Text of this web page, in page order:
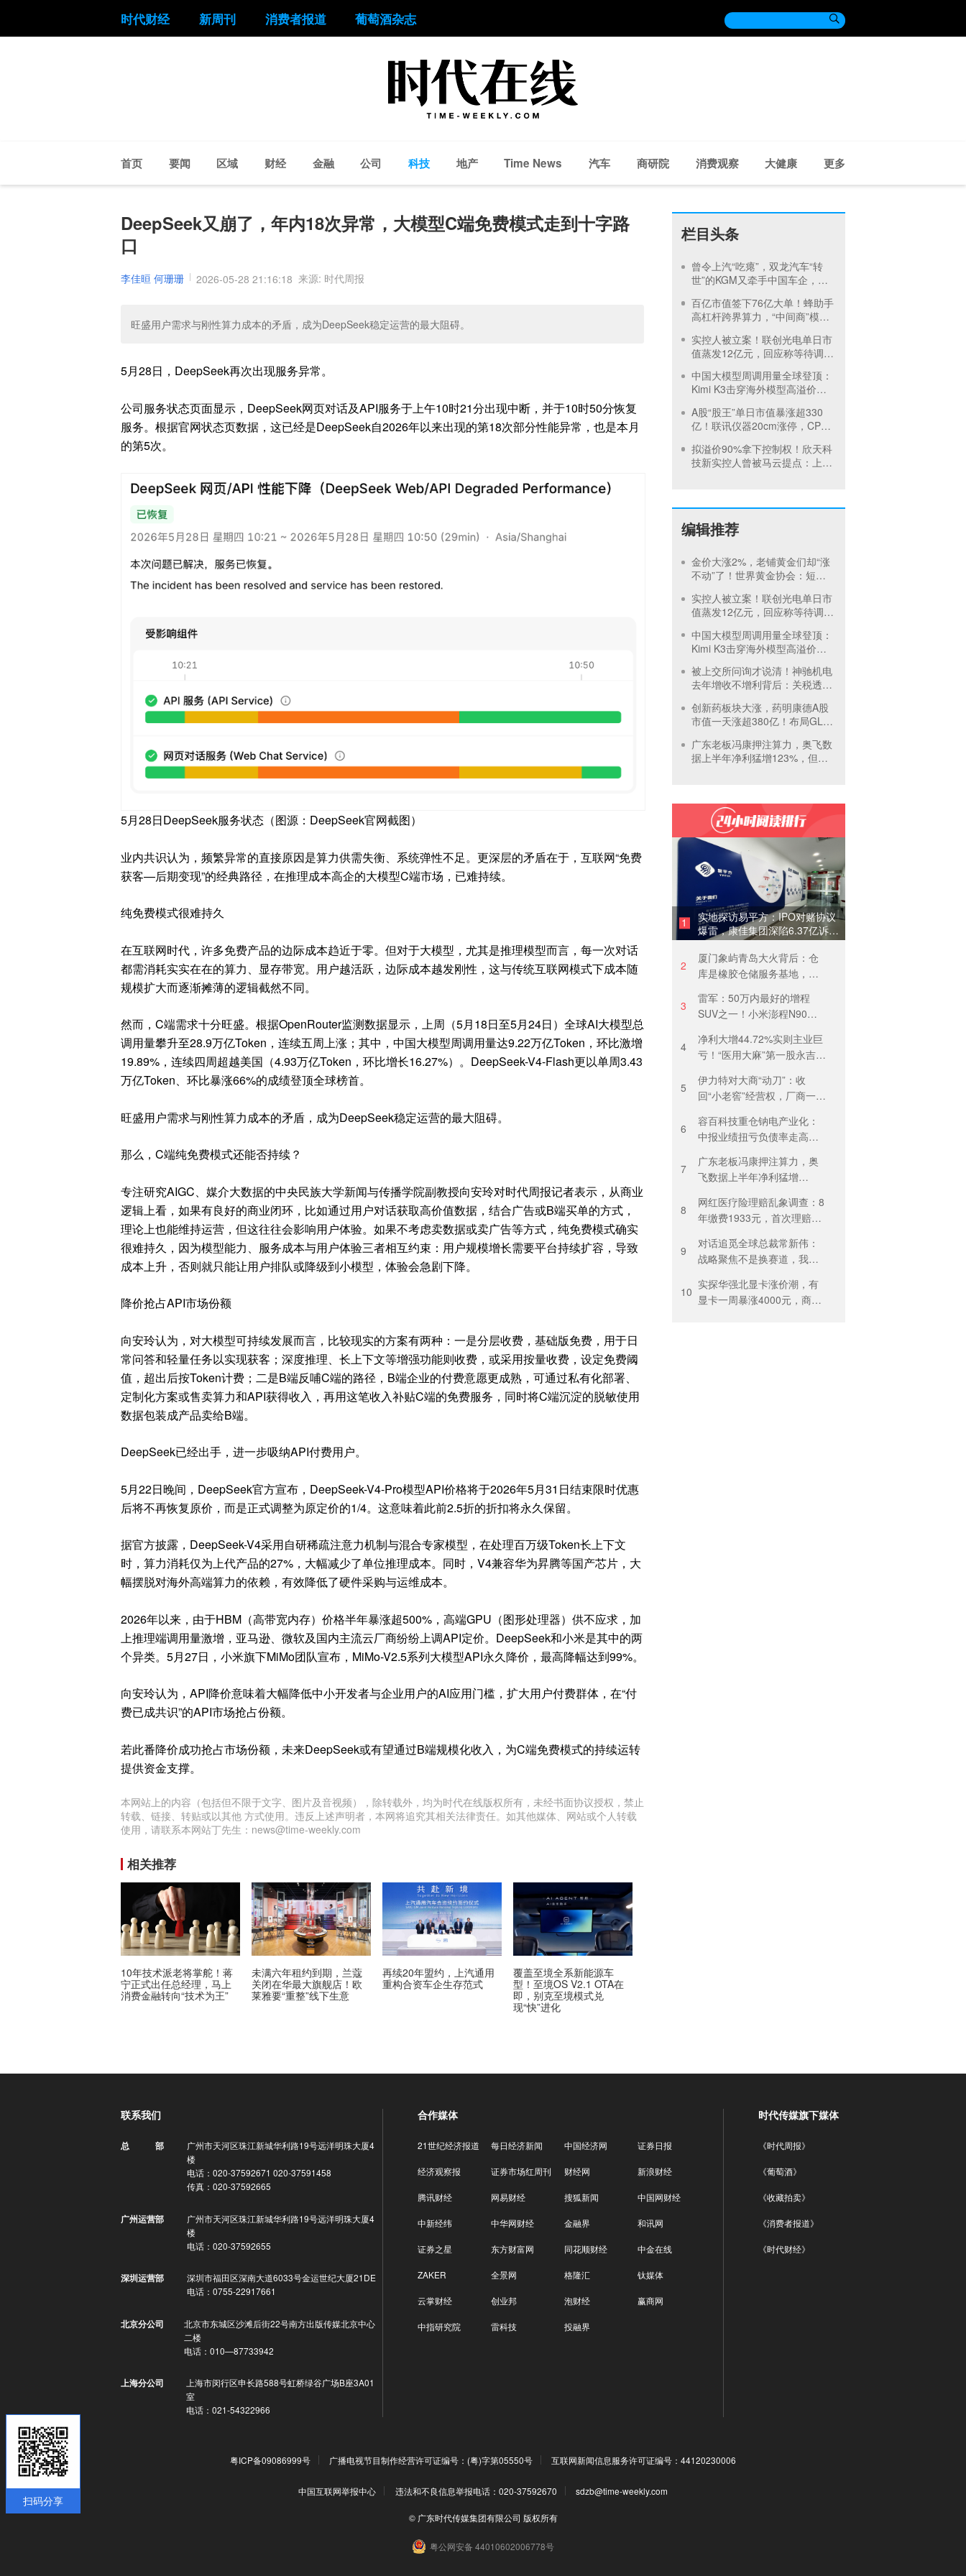
时代财经 新周刊 消费者报道 葡萄酒杂志 
首页 要闻 区域 财经 金融 公司 科技 地产 Time News 汽车 商研院 消费观察 大健康 更多
DeepSeek又崩了，年内18次异常，大模型C端免费模式走到十字路
口
李佳晅 何珊珊 2026-05-28 21:16:18 来源: 时代周报
旺盛用户需求与刚性算力成本的矛盾，成为DeepSeek稳定运营的最大阻碍。
5月28日，DeepSeek再次出现服务异常。
公司服务状态页面显示，DeepSeek网页对话及API服务于上午10时21分出现中断，并于10时50分恢复
服务。根据官网状态页数据，这已经是DeepSeek自2026年以来出现的第18次部分性能异常，也是本月
的第5次。
5月28日DeepSeek服务状态（图源：DeepSeek官网截图）
业内共识认为，频繁异常的直接原因是算力供需失衡、系统弹性不足。 更深层的矛盾在于，互联网“免费
获客—后期变现”的经典路径，在推理成本高企的大模型C端市场，已难持续。
纯免费模式很难持久
在互联网时代，许多免费产品的边际成本趋近于零。但对于大模型，尤其是推理模型而言，每一次对话
都需消耗实实在在的算力、显存带宽。用户越活跃，边际成本越发刚性，这与传统互联网模式下成本随
规模扩大而逐渐摊薄的逻辑截然不同。
然而，C端需求十分旺盛。根据OpenRouter监测数据显示，上周（5月18日至5月24日）全球AI大模型总
调用量攀升至28.9万亿Token，连续五周上涨；其中，中国大模型周调用量达9.22万亿Token，环比激增
19.89%，连续四周超越美国（4.93万亿Token，环比增长16.27%）。DeepSeek-V4-Flash更以单周3.43
万亿Token、环比暴涨66%的成绩登顶全球榜首。
旺盛用户需求与刚性算力成本的矛盾，成为DeepSeek稳定运营的最大阻碍。
那么，C端纯免费模式还能否持续？
专注研究AIGC、媒介大数据的中央民族大学新闻与传播学院副教授向安玲对时代周报记者表示，从商业
逻辑上看，如果有良好的商业闭环，比如通过用户对话获取高价值数据，结合广告或B端买单的方式，
理论上也能维持运营，但这往往会影响用户体验。如果不考虑卖数据或卖广告等方式，纯免费模式确实
很难持久，因为模型能力、服务成本与用户体验三者相互约束：用户规模增长需要平台持续扩容，导致
成本上升，否则就只能让用户排队或降级到小模型，体验会急剧下降。
降价抢占API市场份额
向安玲认为，对大模型可持续发展而言，比较现实的方案有两种：一是分层收费，基础版免费，用于日
常问答和轻量任务以实现获客；深度推理、长上下文等增强功能则收费，或采用按量收费，设定免费阈
值，超出后按Token计费；二是B端反哺C端的路径，B端企业的付费意愿更成熟，可通过私有化部署、
定制化方案或售卖算力和API获得收入，再用这笔收入补贴C端的免费服务，同时将C端沉淀的脱敏使用
数据包装成产品卖给B端。
DeepSeek已经出手，进一步吸纳API付费用户。
5月22日晚间，DeepSeek官方宣布，DeepSeek-V4-Pro模型API价格将于2026年5月31日结束限时优惠
后将不再恢复原价，而是正式调整为原定价的1/4。这意味着此前2.5折的折扣将永久保留。
据官方披露，DeepSeek-V4采用自研稀疏注意力机制与混合专家模型，在处理百万级Token长上下文
时，算力消耗仅为上代产品的27%，大幅减少了单位推理成本。同时，V4兼容华为昇腾等国产芯片，大
幅摆脱对海外高端算力的依赖，有效降低了硬件采购与运维成本。
2026年以来，由于HBM（‌高带宽内存‌）价格半年暴涨超500%，高端GPU（图形处理器）供不应求，加
上推理端调用量激增，亚马逊、微软及国内主流云厂商纷纷上调API定价。DeepSeek和小米是其中的两
个异类。5月27日，小米旗下MiMo团队宣布， MiMo-V2.5系列大模型API永久降价，最高降幅达到99%。
向安玲认为，API降价意味着大幅降低中小开发者与企业用户的AI应用门槛，扩大用户付费群体，在“付
费已成共识”的API市场抢占份额。
若此番降价成功抢占市场份额，未来DeepSeek或有望通过B端规模化收入，为C端免费模式的持续运转
提供资金支撑。
本网站上的内容（包括但不限于文字、图片及音视频），除转载外，均为时代在线版权所有，未经书面协议授权，禁止
转载、链接、转贴或以其他 方式使用。违反上述声明者，本网将追究其相关法律责任。如其他媒体、网站或个人转载
使用，请联系本网站丁先生：news@time-weekly.com
相关推荐
10年技术派老将掌舵！蒋
宁正式出任总经理，马上
消费金融转向“技术为王”
未满六年租约到期，兰蔻
关闭在华最大旗舰店！欧
莱雅要“重整”线下生意
再续20年盟约，上汽通用
重构合资车企生存范式
覆盖至境全系新能源车
型！至境OS V2.1 OTA在
即，别克至境模式兑
现“快”进化
扫码分享
栏目头条
曾令上汽“吃瘪”，双龙汽车“转
世”的KGM又牵手中国车企，奇
百亿市值签下76亿大单！蜂助手
高杠杆跨界算力，“中间商”模式
实控人被立案！联创光电单日市
值蒸发12亿元，回应称等待调查
中国大模型周调用量全球登顶：
Kimi K3击穿海外模型高溢价壁
A股“股王”单日市值暴涨超330
亿！联讯仪器20cm涨停，CPO
拟溢价90%拿下控制权！欣天科
技新实控人曾被马云提点：上市
编辑推荐
金价大涨2%，老铺黄金们却“涨
不动”了！世界黄金协会：短期
实控人被立案！联创光电单日市
值蒸发12亿元，回应称等待调查
中国大模型周调用量全球登顶：
Kimi K3击穿海外模型高溢价壁
被上交所问询才说清！神驰机电
去年增收不增利背后：关税透支
创新药板块大涨，药明康德A股
市值一天涨超380亿！布局GLP-
广东老板冯康押注算力，奥飞数
据上半年净利猛增123%，但总
1
实地探访易平方：IPO对赌协议
爆雷，康佳集团深陷6.37亿诉讼
泥潭
2
厦门象屿青岛大火背后：仓
库是橡胶仓储服务基地，当
进行安全管理培训
3
雷军：50万内最好的增程
SUV之一！小米澎程N90
制YU7热度？
4
净利大增44.72%实则主业巨
亏！“医用大麻”第一股永吉股
收益“保盈”
5
伊力特对大商“动刀”：收
回“小老窖”经营权，厂商一体
6
容百科技重仓钠电产业化：
中报业绩扭亏负债率走高，
7
广东老板冯康押注算力，奥
飞数据上半年净利猛增
元
8
网红医疗险理赔乱象调查：8
年缴费1933元，首次理赔被
出”困住投保人
9
对话追觅全球总裁常新伟：
战略聚焦不是换赛道，我们
10
实探华强北显卡涨价潮，有
显卡一周暴涨4000元，商
联系我们
总 部
广州市天河区珠江新城华利路19号远洋明珠大厦4
楼
电话：020-37592671 020-37591458
传真：020-37592665
广州运营部
广州市天河区珠江新城华利路19号远洋明珠大厦4
楼
电话：020-37592655
深圳运营部
深圳市福田区深南大道6033号金运世纪大厦21DE
电话：0755-22917661
北京分公司
北京市东城区沙滩后街22号南方出版传媒北京中心
二楼
电话：010—87733942
上海分公司
上海市闵行区申长路588号虹桥绿谷广场B座3A01
室
电话：021-54322966
合作媒体
21世纪经济报道 每日经济新闻 中国经济网 证券日报
经济观察报 证券市场红周刊 财经网 新浪财经
腾讯财经 网易财经 搜狐新闻 中国网财经
中新经纬 中华网财经 金融界 和讯网
证券之星 东方财富网 同花顺财经 中金在线
ZAKER 全景网 格隆汇 钛媒体
云掌财经 创业邦 泡财经 赢商网
中指研究院 雷科技 投融界
时代传媒旗下媒体
《时代周报》
《葡萄酒》
《收藏拍卖》
《消费者报道》
《时代财经》
粤ICP备09086999号 广播电视节目制作经营许可证编号：(粤)字第05550号 互联网新闻信息服务许可证编号：44120230006
中国互联网举报中心 违法和不良信息举报电话：020-37592670 sdzb@time-weekly.com
© 广东时代传媒集团有限公司 版权所有
粤公网安备 44010602006778号